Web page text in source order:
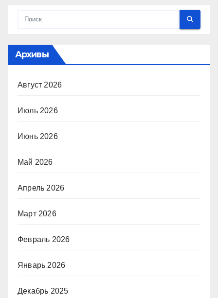
Архивы
Август 2026
Июль 2026
Июнь 2026
Май 2026
Апрель 2026
Март 2026
Февраль 2026
Январь 2026
Декабрь 2025